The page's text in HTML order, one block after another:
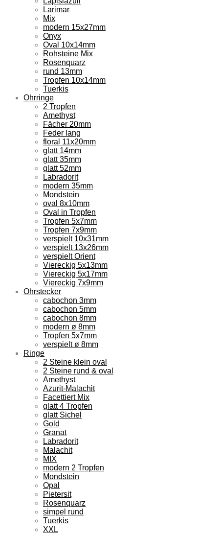
Larimar
Mix
modern 15x27mm
Onyx
Oval 10x14mm
Rohsteine Mix
Rosenquarz
rund 13mm
Tropfen 10x14mm
Tuerkis
Ohrringe
2 Tropfen
Amethyst
Fächer 20mm
Feder lang
floral 11x20mm
glatt 14mm
glatt 35mm
glatt 52mm
Labradorit
modern 35mm
Mondstein
oval 8x10mm
Oval in Tropfen
Tropfen 5x7mm
Tropfen 7x9mm
verspielt 10x31mm
verspielt 13x26mm
verspielt Orient
Viereckig 5x13mm
Viereckig 5x17mm
Viereckig 7x9mm
Ohrstecker
cabochon 3mm
cabochon 5mm
cabochon 8mm
modern ø 8mm
Tropfen 5x7mm
verspielt ø 8mm
Ringe
2 Steine klein oval
2 Steine rund & oval
Amethyst
Azurit-Malachit
Facettiert Mix
glatt 4 Tropfen
glatt Sichel
Gold
Granat
Labradorit
Malachit
MIX
modern 2 Tropfen
Mondstein
Opal
Pietersit
Rosenquarz
simpel rund
Tuerkis
XXL